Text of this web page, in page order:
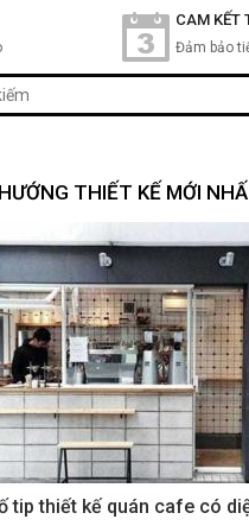
CAM KẾT
Đảm bảo
THIẾT KẾ MỚI
tip thiết kế quán cafe có